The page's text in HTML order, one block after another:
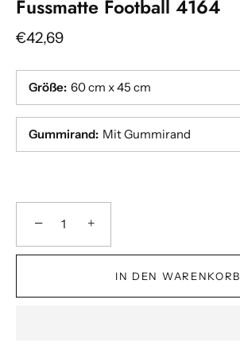
Fussmatte Football 4164
€42,69
Größe: 60 cm x 45 cm
Gummirand: Mit Gummirand
− +
IN DEN WARENKORB